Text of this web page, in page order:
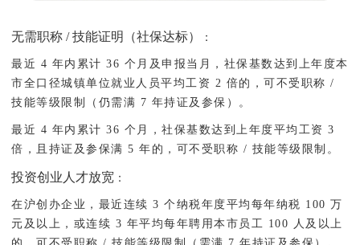
无需职称 / 技能证明（社保达标） ：
最近 4 年内累计 36 个月及申报当月，社保基数达到上年度本
市全口径城镇单位就业人员平均工资 2 倍的，可不受职称 /
技能等级限制（仍需满 7 年持证及参保）。
最近 4 年内累计 36 个月，社保基数达到上年度平均工资 3
倍，且持证及参保满 5 年的，可不受职称 / 技能等级限制。
投资创业人才放宽 ：
在沪创办企业，最近连续 3 个纳税年度平均每年纳税 100 万
元及以上，或连续 3 年平均每年聘用本市员工 100 人及以上
的，可不受职称 / 技能等级限制（需满 7 年持证及参保）。